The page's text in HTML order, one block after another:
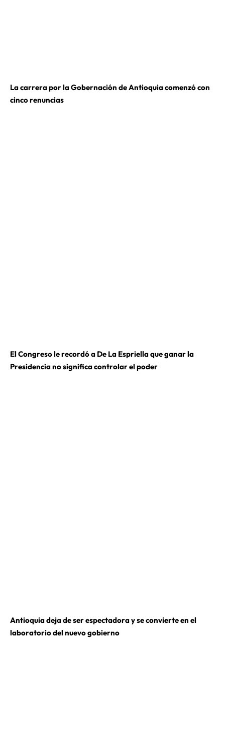
La carrera por la Gobernación de Antioquia comenzó con
cinco renuncias
El Congreso le recordó a De La Espriella que ganar la
Presidencia no significa controlar el poder
Antioquia deja de ser espectadora y se convierte en el
laboratorio del nuevo gobierno